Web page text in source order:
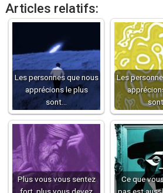
Articles relatifs:
Les personnes que nous
apprécions le plus
sont…
Les
Plus vous vous sentez
fort, plus vous devez
Ce que
pas est